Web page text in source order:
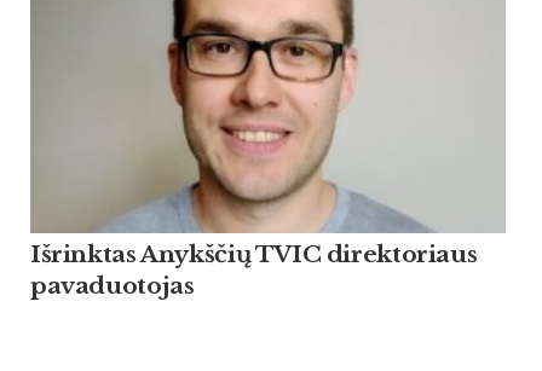
Išrinktas Anykščių TVIC direktoriaus
pavaduotojas